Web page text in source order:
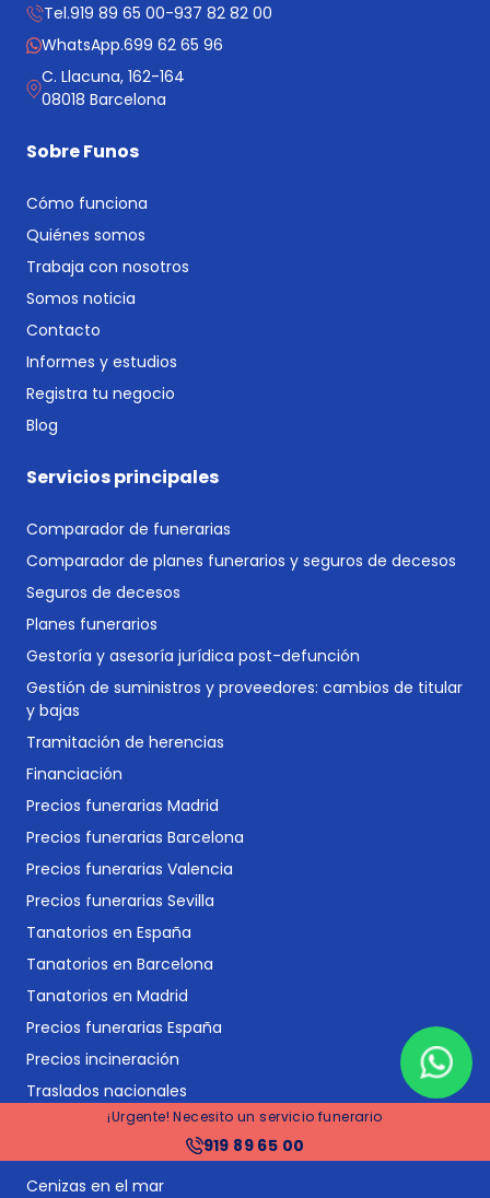
¡Urgente! Necesito un servicio funerario
919 89 65 00
Tel.919 89 65 00-937 82 82 00
WhatsApp.699 62 65 96
C. Llacuna, 162-164
08018 Barcelona
Sobre Funos
Cómo funciona
Quiénes somos
Trabaja con nosotros
Somos noticia
Contacto
Informes y estudios
Registra tu negocio
Blog
Servicios principales
Comparador de funerarias
Comparador de planes funerarios y seguros de decesos
Seguros de decesos
Planes funerarios
Gestoría y asesoría jurídica post-defunción
Gestión de suministros y proveedores: cambios de titular
y bajas
Tramitación de herencias
Financiación
Precios funerarias Madrid
Precios funerarias Barcelona
Precios funerarias Valencia
Precios funerarias Sevilla
Tanatorios en España
Tanatorios en Barcelona
Tanatorios en Madrid
Precios funerarias España
Precios incineración
Traslados nacionales
Repatriaciones internacionales
Vídeos conmemorativos
Cenizas en el mar